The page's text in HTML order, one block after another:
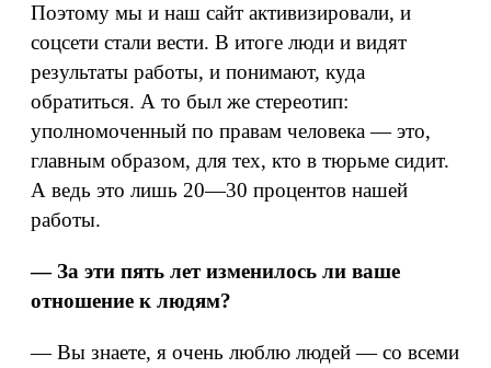
Поэтому мы и наш сайт активизировали, и
соцсети стали вести. В итоге люди и видят
результаты работы, и понимают, куда
обратиться. А то был же стереотип:
уполномоченный по правам человека — это,
главным образом, для тех, кто в тюрьме сидит.
А ведь это лишь 20—30 процентов нашей
работы.
— За эти пять лет изменилось ли ваше
отношение к людям?
— Вы знаете, я очень люблю людей — со всеми